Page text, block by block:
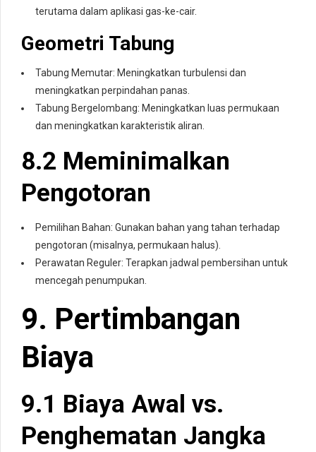
terutama dalam aplikasi gas-ke-cair.
Geometri Tabung
Tabung Memutar: Meningkatkan turbulensi dan
meningkatkan perpindahan panas.
Tabung Bergelombang: Meningkatkan luas permukaan
dan meningkatkan karakteristik aliran.
8.2 Meminimalkan
Pengotoran
Pemilihan Bahan: Gunakan bahan yang tahan terhadap
pengotoran (misalnya, permukaan halus).
Perawatan Reguler: Terapkan jadwal pembersihan untuk
mencegah penumpukan.
9. Pertimbangan
Biaya
9.1 Biaya Awal vs.
Penghematan Jangka